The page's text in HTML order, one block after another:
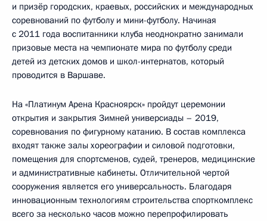
и призёр городских, краевых, российских и международных
соревнований по футболу и мини-футболу. Начиная
с 2011 года воспитанники клуба неоднократно занимали
призовые места на чемпионате мира по футболу среди
детей из детских домов и школ-интернатов, который
проводится в Варшаве.
На «Платинум Арена Красноярск» пройдут церемонии
открытия и закрытия Зимней универсиады – 2019,
соревнования по фигурному катанию. В состав комплекса
входят также залы хореографии и силовой подготовки,
помещения для спортсменов, судей, тренеров, медицинские
и административные кабинеты. Отличительной чертой
сооружения является его универсальность. Благодаря
инновационным технологиям строительства спорткомплекс
всего за несколько часов можно перепрофилировать